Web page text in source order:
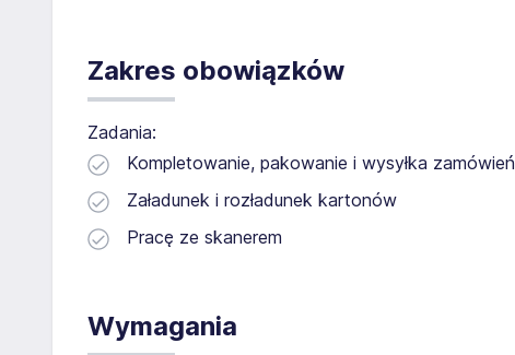
Zakres obowiązków
Zadania:
Kompletowanie, pakowanie i wysyłka zamówień
Załadunek i rozładunek kartonów
Pracę ze skanerem
Wymagania